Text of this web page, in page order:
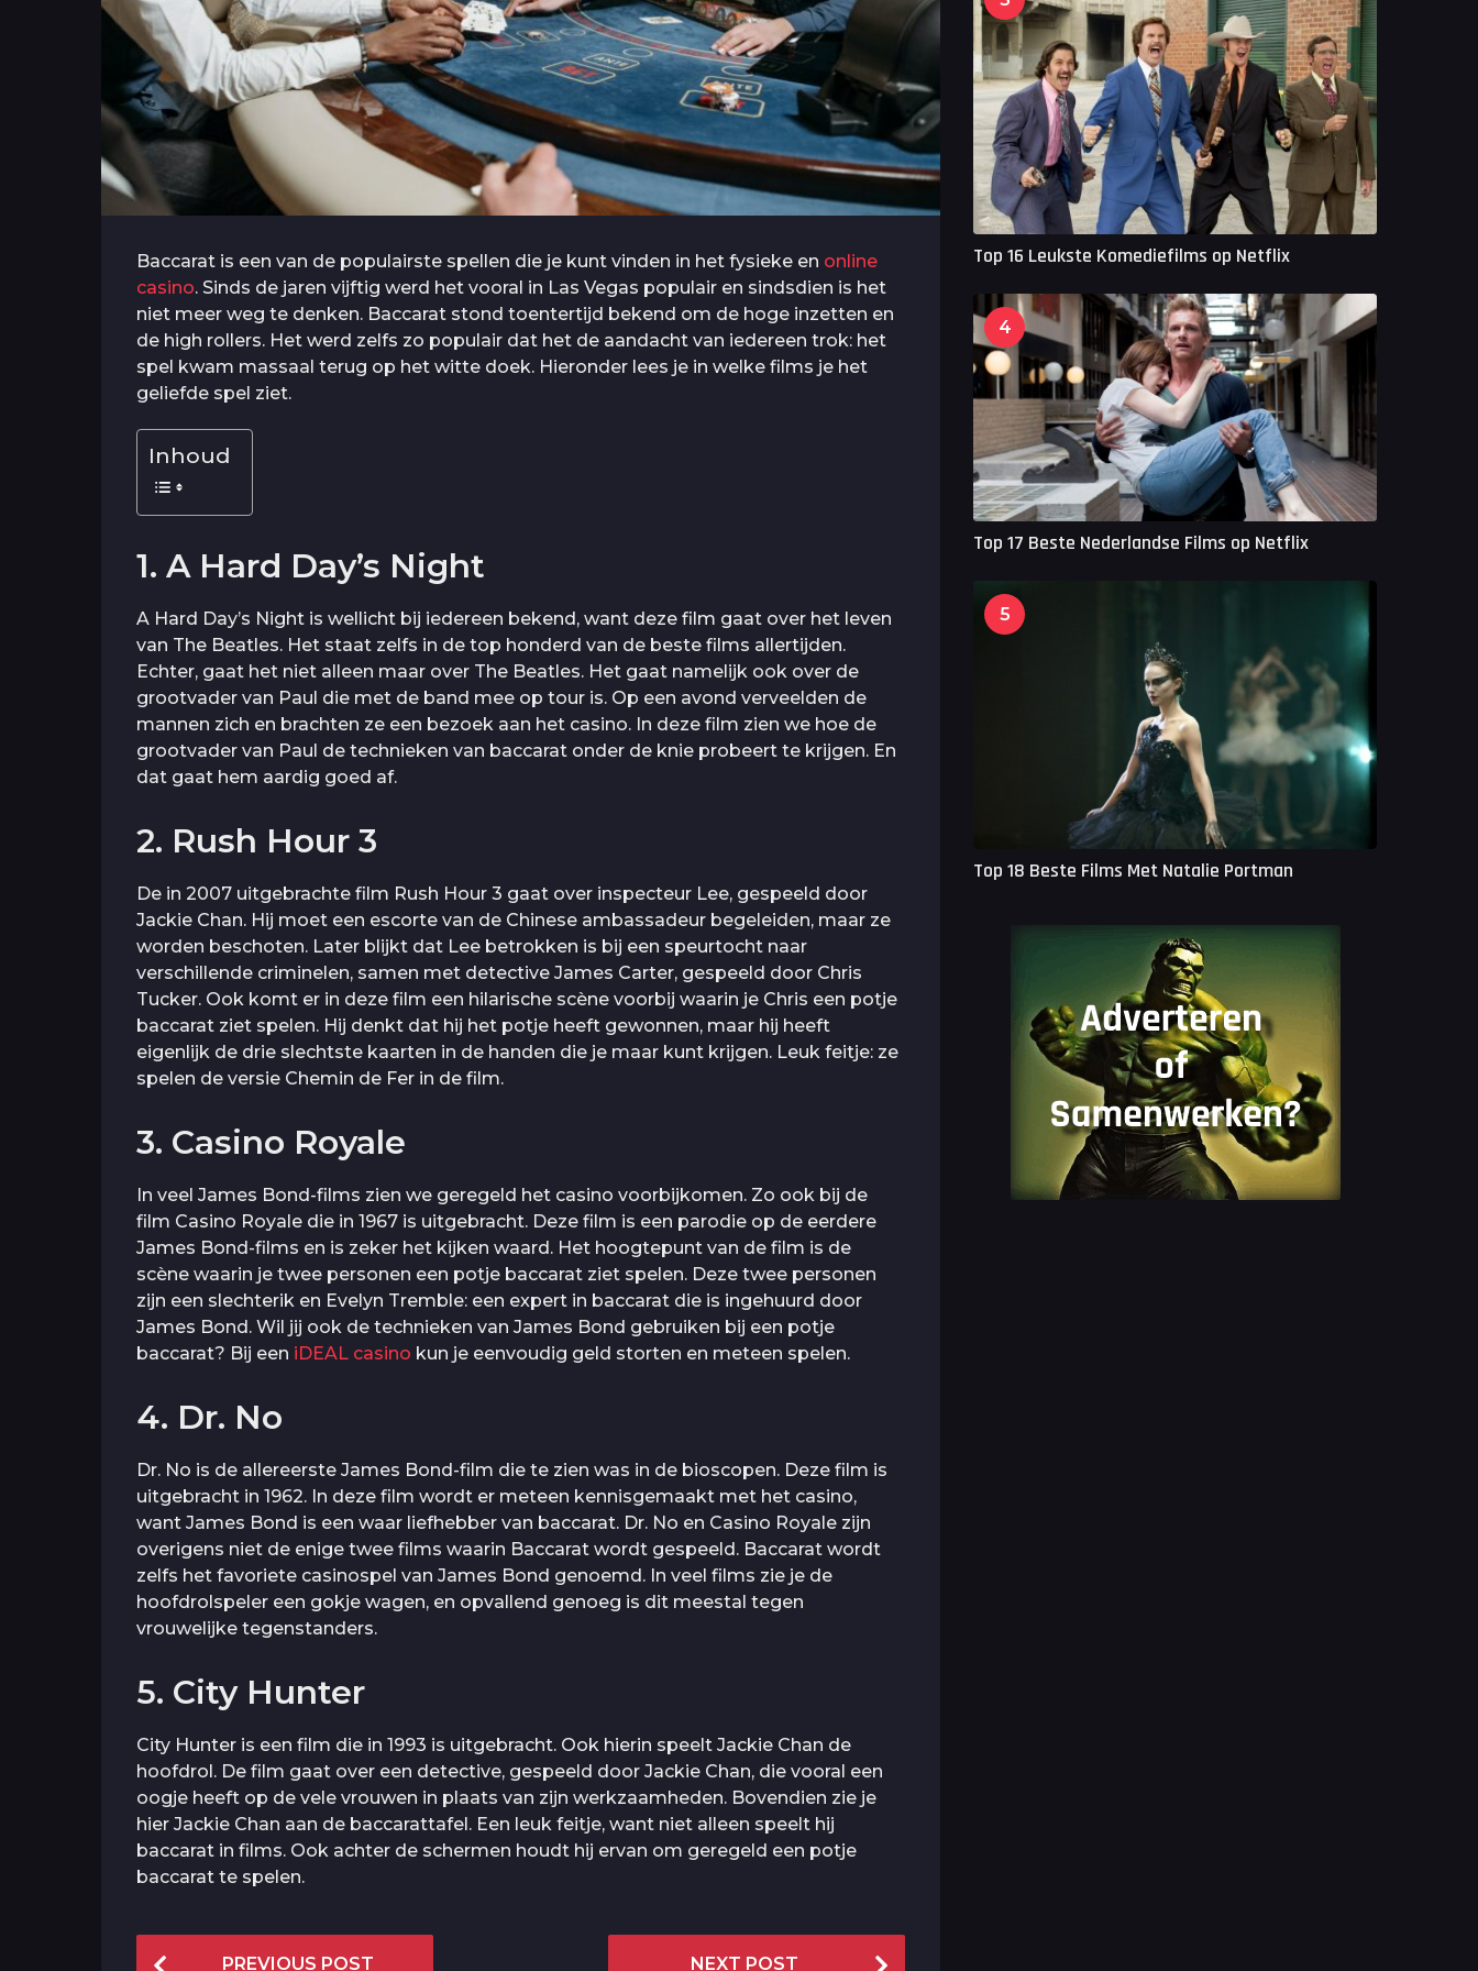
Baccarat is een van de populairste spellen die je kunt vinden in het fysieke en online
casino. Sinds de jaren vijftig werd het vooral in Las Vegas populair en sindsdien is het
niet meer weg te denken. Baccarat stond toentertijd bekend om de hoge inzetten en
de high rollers. Het werd zelfs zo populair dat het de aandacht van iedereen trok: het
spel kwam massaal terug op het witte doek. Hieronder lees je in welke films je het
geliefde spel ziet.
Inhoud
1. A Hard Day’s Night
A Hard Day’s Night is wellicht bij iedereen bekend, want deze film gaat over het leven
van The Beatles. Het staat zelfs in de top honderd van de beste films allertijden.
Echter, gaat het niet alleen maar over The Beatles. Het gaat namelijk ook over de
grootvader van Paul die met de band mee op tour is. Op een avond verveelden de
mannen zich en brachten ze een bezoek aan het casino. In deze film zien we hoe de
grootvader van Paul de technieken van baccarat onder de knie probeert te krijgen. En
dat gaat hem aardig goed af.
2. Rush Hour 3
De in 2007 uitgebrachte film Rush Hour 3 gaat over inspecteur Lee, gespeeld door
Jackie Chan. Hij moet een escorte van de Chinese ambassadeur begeleiden, maar ze
worden beschoten. Later blijkt dat Lee betrokken is bij een speurtocht naar
verschillende criminelen, samen met detective James Carter, gespeeld door Chris
Tucker. Ook komt er in deze film een hilarische scène voorbij waarin je Chris een potje
baccarat ziet spelen. Hij denkt dat hij het potje heeft gewonnen, maar hij heeft
eigenlijk de drie slechtste kaarten in de handen die je maar kunt krijgen. Leuk feitje: ze
spelen de versie Chemin de Fer in de film.
3. Casino Royale
In veel James Bond-films zien we geregeld het casino voorbijkomen. Zo ook bij de
film Casino Royale die in 1967 is uitgebracht. Deze film is een parodie op de eerdere
James Bond-films en is zeker het kijken waard. Het hoogtepunt van de film is de
scène waarin je twee personen een potje baccarat ziet spelen. Deze twee personen
zijn een slechterik en Evelyn Tremble: een expert in baccarat die is ingehuurd door
James Bond. Wil jij ook de technieken van James Bond gebruiken bij een potje
baccarat? Bij een iDEAL casino kun je eenvoudig geld storten en meteen spelen.
4. Dr. No
Dr. No is de allereerste James Bond-film die te zien was in de bioscopen. Deze film is
uitgebracht in 1962. In deze film wordt er meteen kennisgemaakt met het casino,
want James Bond is een waar liefhebber van baccarat. Dr. No en Casino Royale zijn
overigens niet de enige twee films waarin Baccarat wordt gespeeld. Baccarat wordt
zelfs het favoriete casinospel van James Bond genoemd. In veel films zie je de
hoofdrolspeler een gokje wagen, en opvallend genoeg is dit meestal tegen
vrouwelijke tegenstanders.
5. City Hunter
City Hunter is een film die in 1993 is uitgebracht. Ook hierin speelt Jackie Chan de
hoofdrol. De film gaat over een detective, gespeeld door Jackie Chan, die vooral een
oogje heeft op de vele vrouwen in plaats van zijn werkzaamheden. Bovendien zie je
hier Jackie Chan aan de baccarattafel. Een leuk feitje, want niet alleen speelt hij
baccarat in films. Ook achter de schermen houdt hij ervan om geregeld een potje
baccarat te spelen.
P
PREVIOUS POST NEXT POST
Top 16 Leukste Komediefilms op Netflix
4
Top 17 Beste Nederlandse Films op Netflix
5
Top 18 Beste Films Met Natalie Portman